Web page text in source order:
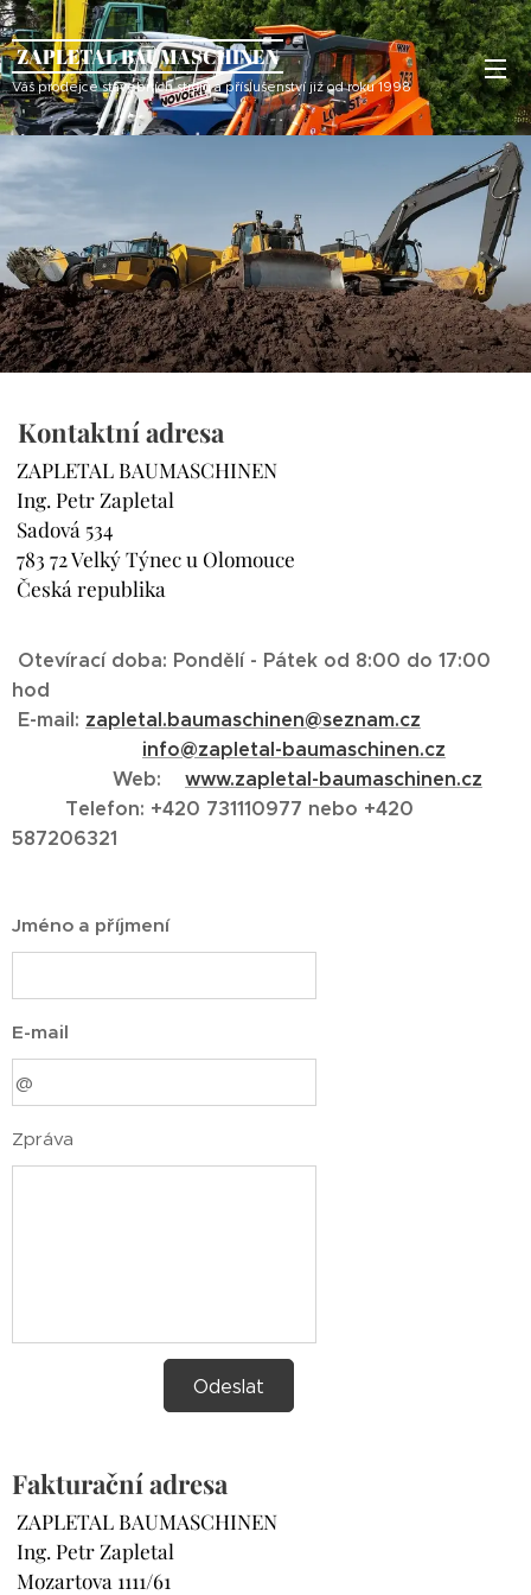
ZAPLETAL BAUMASCHINEN
Váš prodejce stavebních strojů a příslušenství již od roku 1998
Kontaktní adresa
ZAPLETAL BAUMASCHINEN
Ing. Petr Zapletal
Sadová 534
783 72 Velký Týnec u Olomouce
Česká republika
Otevírací doba: Pondělí - Pátek od 8:00 do 17:00
hod
E-mail: zapletal.baumaschinen@seznam.cz
info@zapletal-baumaschinen.cz
Web: www.zapletal-baumaschinen.cz
Telefon: +420 731110977 nebo +420
587206321
Jméno a příjmení
E-mail
Zpráva
Odeslat
Fakturační adresa
ZAPLETAL BAUMASCHINEN
Ing. Petr Zapletal
Mozartova 1111/61